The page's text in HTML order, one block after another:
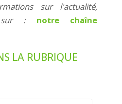
sur l'actualité,
sur : notre chaîne
LA RUBRIQUE